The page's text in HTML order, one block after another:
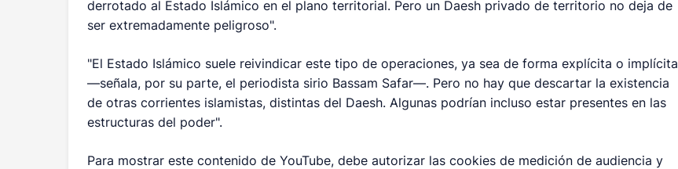
derrotado al Estado Islámico en el plano territorial. Pero un Daesh privado de territorio no deja de
ser extremadamente peligroso".
"El Estado Islámico suele reivindicar este tipo de operaciones, ya sea de forma explícita o implícita
—señala, por su parte, el periodista sirio Bassam Safar—. Pero no hay que descartar la existencia
de otras corrientes islamistas, distintas del Daesh. Algunas podrían incluso estar presentes en las
estructuras del poder".
Para mostrar este contenido de YouTube, debe autorizar las cookies de medición de audiencia y